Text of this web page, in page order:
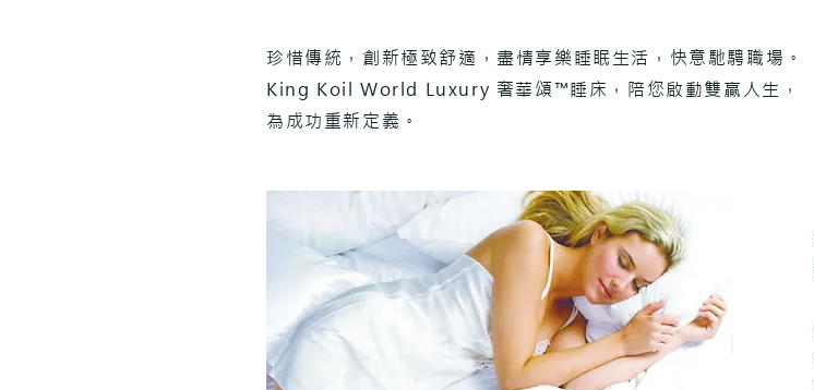
珍惜傳統，創新極致舒適，盡情享樂睡眠生活，快意馳騁職場。
King Koil World Luxury 奢華頌™睡床，陪您啟動雙贏人生，
為成功重新定義。